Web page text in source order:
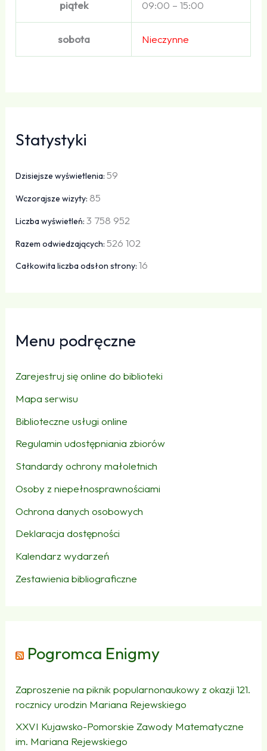
piątek 09:00 – 15:00
sobota Nieczynne
Statystyki
Dzisiejsze wyświetlenia:59
Wczorajsze wizyty: 85
Liczba wyświetleń:3 758 952
Razem odwiedzających:526 102
Całkowita liczba odsłon strony:16
Menu podręczne
Zarejestruj się online do biblioteki
Mapa serwisu
Biblioteczne usługi online
Regulamin udostępniania zbiorów
Standardy ochrony małoletnich
Osoby z niepełnosprawnościami
Ochrona danych osobowych
Deklaracja dostępności
Kalendarz wydarzeń
Zestawienia bibliograficzne
Pogromca Enigmy
Zaproszenie na piknik popularnonaukowy z okazji 121.
rocznicy urodzin Mariana Rejewskiego
XXVI Kujawsko-Pomorskie Zawody Matematyczne
im. Mariana Rejewskiego